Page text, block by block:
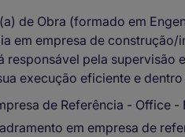
de Obra (formado em
em empresa de
responsável pela supervisão
execução eficiente e
de Referência - Office -
em empresa de